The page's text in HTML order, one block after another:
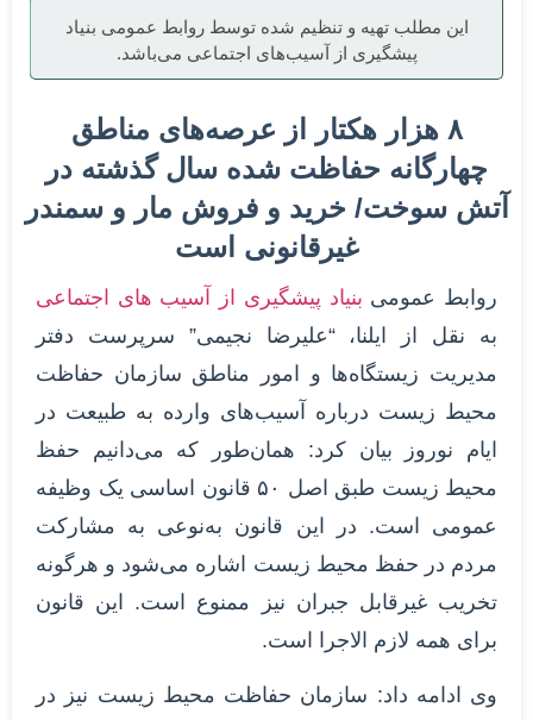
این مطلب تهیه و تنظیم شده توسط روابط عمومی بنیاد
پیشگیری از آسیب‌های اجتماعی می‌باشد.
۸ هزار هکتار از عرصه‌های مناطق
چهارگانه حفاظت شده سال گذشته در
آتش سوخت/ خرید و فروش مار و سمندر
غیرقانونی است
روابط عمومی بنیاد پیشگیری از آسیب های اجتماعی
به نقل از ایلنا، “علیرضا نجیمی” سرپرست دفتر
مدیریت زیستگاه‌ها و امور مناطق سازمان حفاظت
محیط زیست درباره آسیب‌های وارده به طبیعت در
ایام نوروز بیان کرد: همان‌طور که می‌دانیم حفظ
محیط زیست طبق اصل ۵۰ قانون اساسی یک وظیفه
عمومی است. در این قانون به‌نوعی به مشارکت
مردم در حفظ محیط زیست اشاره می‌شود و هرگونه
تخریب غیرقابل جبران نیز ممنوع است. این قانون
برای همه لازم الاجرا است.
وی ادامه داد: سازمان حفاظت محیط زیست نیز در